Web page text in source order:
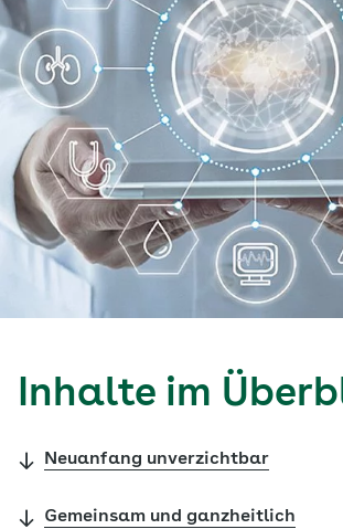
Inhalte im
Neuanfang unverzichtbar
Gemeinsam und ganzheitlich